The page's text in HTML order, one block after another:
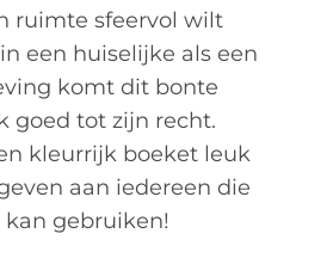
ruimte sfeervol wilt
een huiselijke als een
komt dit bonte
goed tot zijn recht.
kleurrijk boeket leuk
aan iedereen die
gebruiken!